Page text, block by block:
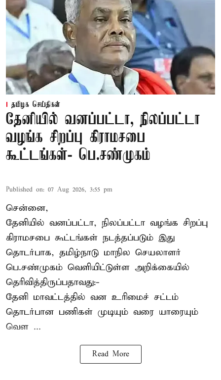
தமிழக செய்திகள்
தேனியில் வனப்பட்டா, நிலப்பட்டா
வழங்க சிறப்பு கிராமசபை
கூட்டங்கள்- பெ.சண்முகம்
Published on: 07 Aug 2026, 3:55 pm
சென்னை,
தேனியில் வனப்பட்டா, நிலப்பட்டா வழங்க சிறப்பு
கிராமசபை கூட்டங்கள் நடத்தப்படும் இது
தொடர்பாக, தமிழ்நாடு மாநில செயலாளர்
பெ.சண்முகம் வெளியிட்டுள்ள அறிக்கையில்
தெரிவித்திருப்பதாவது:-
தேனி மாவட்டத்தில் வன உரிமைச் சட்டம்
தொடர்பான பணிகள் முடியும் வரை யாரையும்
வெள ...
Read More